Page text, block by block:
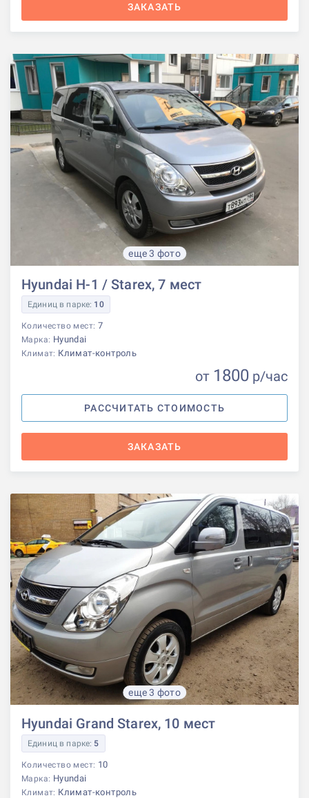
ЗАКАЗАТЬ
еще 3 фото
Hyundai H-1 / Starex, 7 мест
Единиц в парке: 10
Количество мест: 7
Марка: Hyundai
Климат: Климат-контроль
от 1800 р/час
РАССЧИТАТЬ СТОИМОСТЬ
ЗАКАЗАТЬ
еще 3 фото
Hyundai Grand Starex, 10 мест
Единиц в парке: 5
Количество мест: 10
Марка: Hyundai
Климат: Климат-контроль